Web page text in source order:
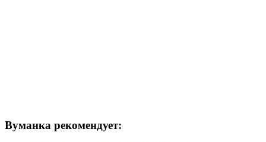
Вуманка рекомендует: